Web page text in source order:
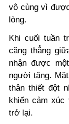
vô cùng vì
lòng.
Khi cuối tuần
căng thẳng
nhận được
người tặng.
thân thiết đột
khiến cảm xúc
trở lại.